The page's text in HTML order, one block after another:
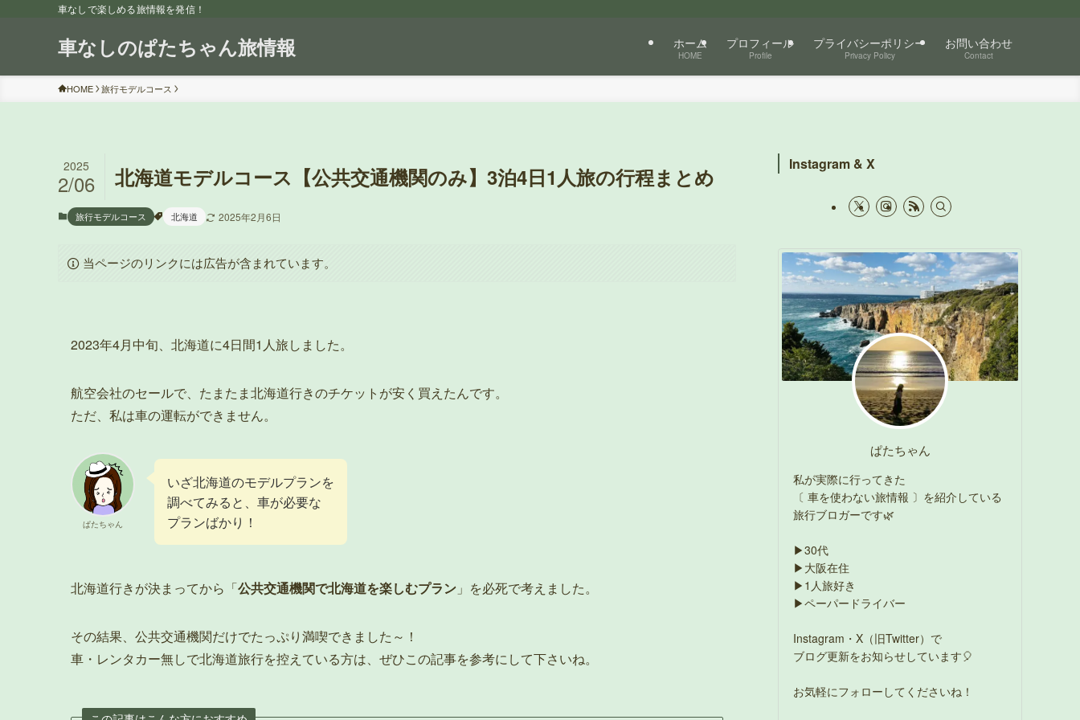
車なしで楽しめる旅情報を発信！
車なしのぱたちゃん旅情報 ホーム
HOME
プロフィール
Profile
プライバシーポリシー
Privacy Policy
お問い合わせ
Contact
HOME 旅行モデルコース
北海道モデルコース【公共交通機関のみ】3泊4日1人旅の行程まとめ
2025
2/06
旅行モデルコース 北海道 2025年2月6日
当ページのリンクには広告が含まれています。
2023年4月中旬、北海道に4日間1人旅しました。
航空会社のセールで、たまたま北海道行きのチケットが安く買えたんです。
ただ、私は車の運転ができません。
ぱたちゃん
いざ北海道のモデルプランを
調べてみると、車が必要な
プランばかり！
北海道行きが決まってから「公共交通機関で北海道を楽しむプラン 」を必死で考えました。
その結果、公共交通機関だけでたっぷり満喫できました～！
車・レンタカー無しで北海道旅行を控えている方は、ぜひこの記事を参考にして下さいね。
Instagram & X
ぱたちゃん
私が実際に行ってきた
〔 車を使わない旅情報 〕を紹介している
旅行ブロガーです🌿
▶30代
▶大阪在住
▶1人旅好き
▶ペーパードライバー
Instagram・X（旧Twitter）で
ブログ更新をお知らせしています🎈
お気軽にフォローしてくださいね！